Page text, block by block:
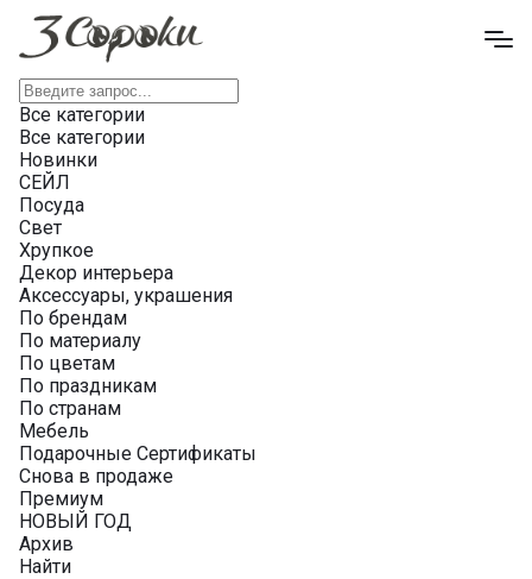
Все категории
Все категории
Новинки
СЕЙЛ
Посуда
Свет
Хрупкое
Декор интерьера
Аксессуары, украшения
По брендам
По материалу
По цветам
По праздникам
По странам
Мебель
Подарочные Сертификаты
Снова в продаже
Премиум
НОВЫЙ ГОД
Архив
Найти